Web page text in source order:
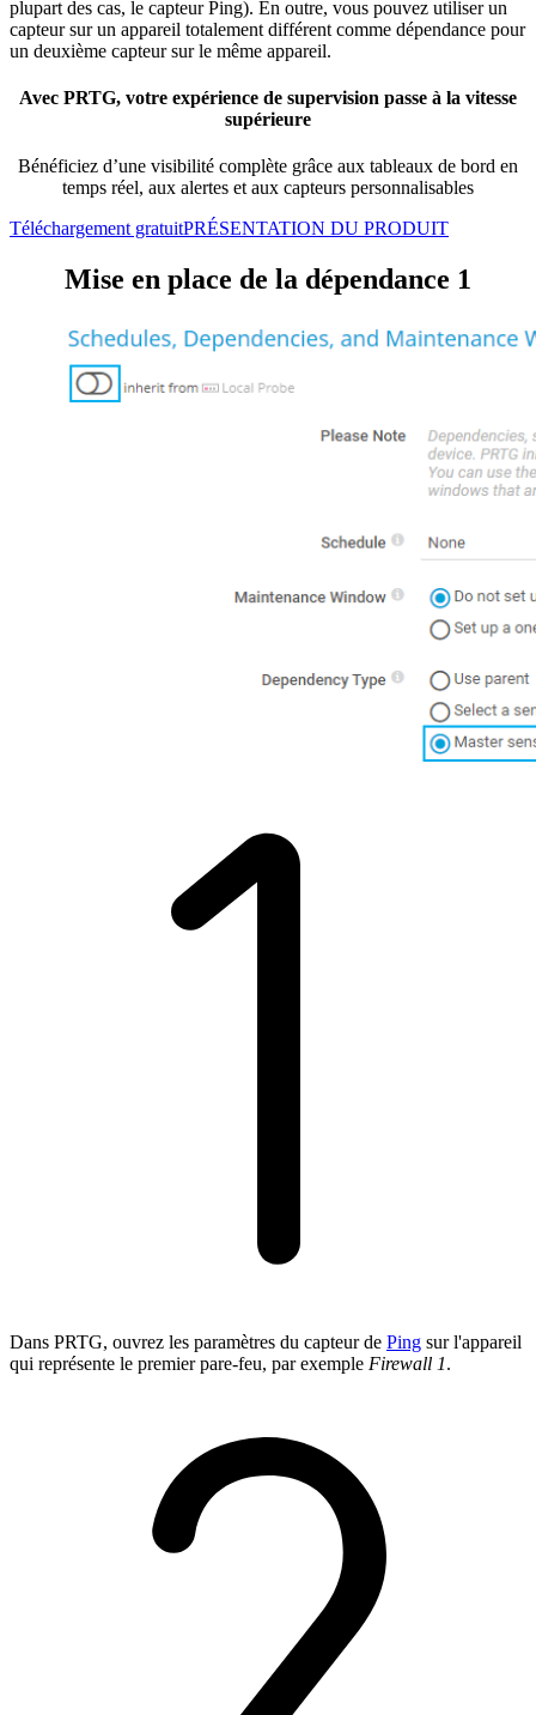
plupart des cas, le capteur Ping). En outre, vous pouvez utiliser un
capteur sur un appareil totalement différent comme dépendance pour
un deuxième capteur sur le même appareil.
Avec PRTG, votre expérience de supervision passe à la vitesse
supérieure
Bénéficiez d’une visibilité complète grâce aux tableaux de bord en
temps réel, aux alertes et aux capteurs personnalisables
Téléchargement gratuitPRÉSENTATION DU PRODUIT
Mise en place de la dépendance 1
Dans PRTG, ouvrez les paramètres du capteur de Ping sur l'appareil
qui représente le premier pare-feu, par exemple Firewall 1.